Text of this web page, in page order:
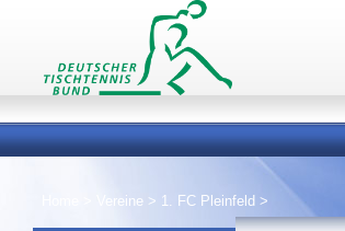
Vereine > 1. FC Pleinfeld >